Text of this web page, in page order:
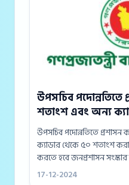
উপসচিব পদোন্নতিতে
শতাংশ এবং অন্য
উপসচিব পদোন্নতিতে
ক্যাডার থেকে ৫০ শতাংশ
করতে হবে জনপ্রশাসন সংস্কার
ও যুগ্ম সচিব পদে পদোন্নতি
17-12-2024